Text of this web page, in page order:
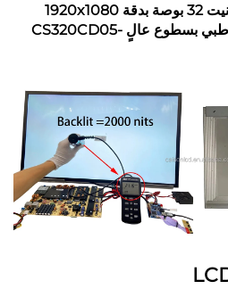
كايسون سطوع عالٍ 1000 نيت 32 بوصة بدقة 1920x1080
لوحة LCD صناعية وتصوير طبي بسطوع عالٍ CS320CD05-